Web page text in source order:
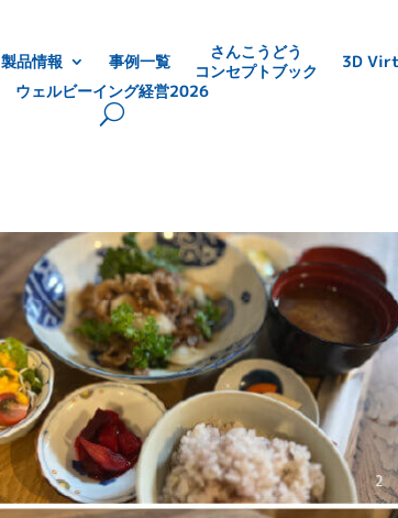
製品情報 事例一覧
さんこうどう
コンセプトブック
3D
ウェルビーイング経営2026